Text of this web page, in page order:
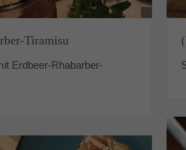
Tiramisu
Erdbeer-Rhabarber-